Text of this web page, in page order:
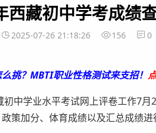
西藏初中学考成绩
2025-07-26 21:18:26 156 0
挑？MBTI职业性格测试来支招！
初中学业水平考试网上评卷工作7月
策加分、体育成绩以及汇总成绩进